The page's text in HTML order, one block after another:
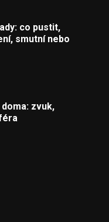
co pustit,
smutní nebo
zvuk,